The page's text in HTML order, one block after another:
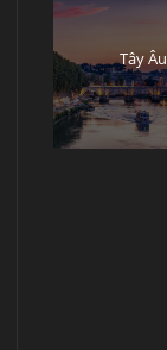
Tây Âu